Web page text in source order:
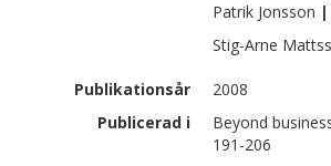
Patrik Jonsson |
Stig-Arne
Publikationsår
2008
Publicerad i
Beyond
191-206